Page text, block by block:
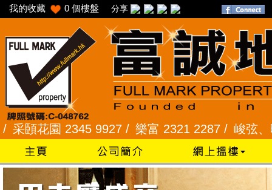
我的收藏 0 個樓盤 分享
頣花園 2345 9927 /樂富 2321 2287 /峻弦、曉